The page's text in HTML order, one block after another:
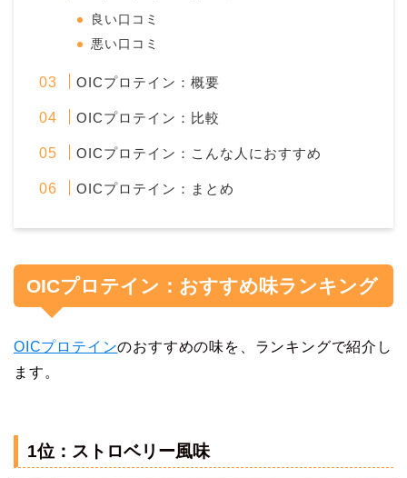
良い口コミ
悪い口コミ
OICプロテイン：概要
OICプロテイン：比較
OICプロテイン：こんな人におすすめ
OICプロテイン：まとめ
OICプロテイン：おすすめ味ランキング
OICプロテインのおすすめの味を、ランキングで紹介し
ます。
1位：ストロベリー風味